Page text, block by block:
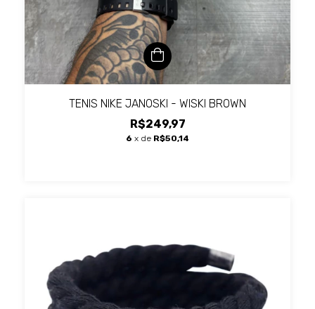
TENIS NIKE JANOSKI - WISKI BROWN
R$249,97
6 x de R$50,14